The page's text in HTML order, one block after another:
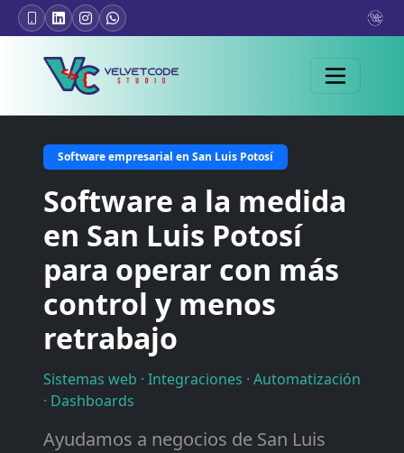
Software empresarial en San Luis Potosí
Software a la medida
en San Luis Potosí
para operar con más
control y menos
retrabajo
Sistemas web · Integraciones · Automatización
· Dashboards
Ayudamos a negocios de San Luis